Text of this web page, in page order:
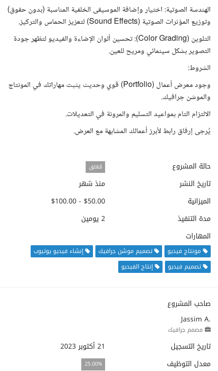
الهندسة الصوتية: اختيار وإضافة الموسيقى الخلفية المناسبة (بدون حقوق)
وتوزيع المؤثرات الصوتية (Sound Effects) لتعزيز الحماس والتركيز.
التلوين (Color Grading): تحسين ألوان الإضاءة والفيديو لتظهر جودة
التصوير بشكل سينمائي ومريح للعين.
الشروط:
وجود معرض أعمال (Portfolio) قوي وحديث يثبت مهاراتك في المونتاج
والموشن جرافيك.
الالتزام التام بمواعيد التسليم والمرونة في التعديلات.
يُرجى إرفاق رابط لأبرز أعمالك المشابهة مع العرض.
حالة المشروع مُغلق
تاريخ النشر
منذ شهر
الميزانية
$50.00 - $100.00
مدة التنفيذ
2 يومين
المهارات
مونتاج فيديو تصميم موشن جرافيك
إنشاء فيديو يوتيوب
تصميم فيديو
إنتاج الفيديو
صاحب المشروع
Jassim A.
مصمم جرافيك
تاريخ التسجيل
21 أكتوبر 2023
معدل التوظيف
25.00%